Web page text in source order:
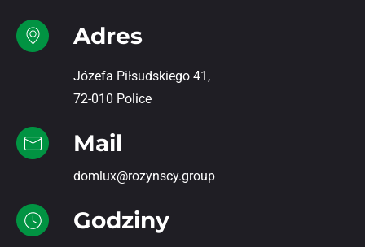
Adres
Józefa Piłsudskiego 41,
72-010 Police
Mail
domlux@rozynscy.group
Godziny